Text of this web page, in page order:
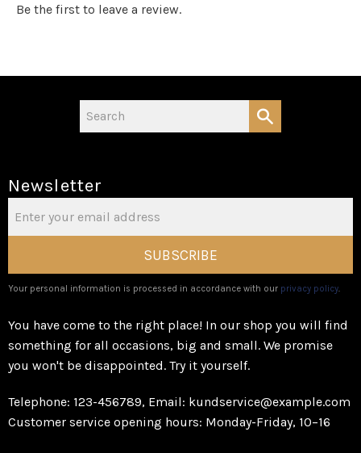
Be the first to leave a review.
Newsletter
SUBSCRIBE
Your personal information is processed in accordance with our privacy policy.
You have come to the right place! In our shop you will find
something for all occasions, big and small. We promise
you won't be disappointed. Try it yourself.
Telephone: 123-456789, Email: kundservice@example.com
Customer service opening hours: Monday-Friday, 10–16